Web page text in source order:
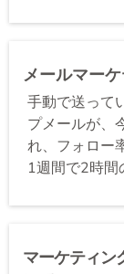
メールマーケ
手動で送って
プメールが、
れ、フォロー
1週間で2時間
マーケティン